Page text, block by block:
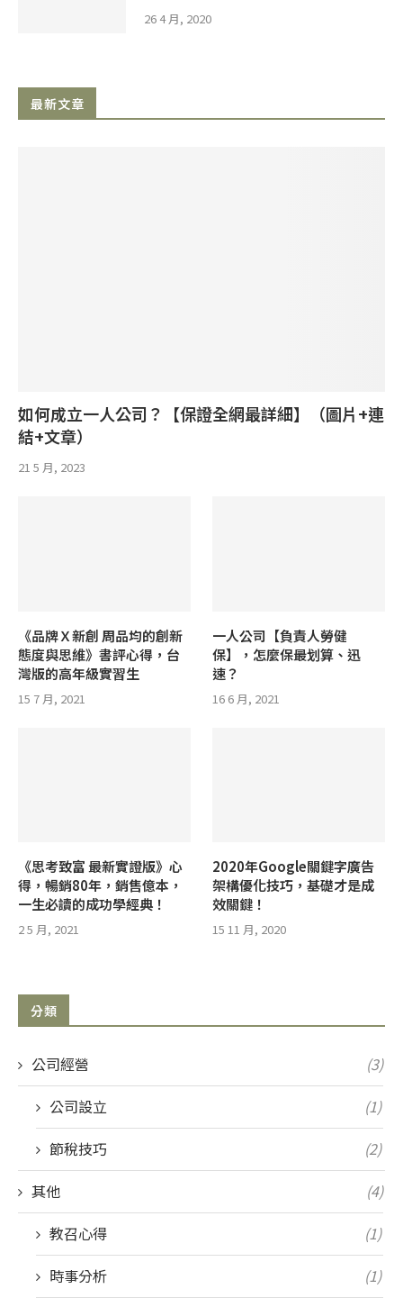
26 4 月, 2020
最新文章
如何成立一人公司？【保證全網最詳細】（圖片+連
結+文章）
21 5 月, 2023
《品牌Ｘ新創 周品均的創新
態度與思維》書評心得，台
灣版的高年級實習生
15 7 月, 2021
一人公司【負責人勞健
保】，怎麼保最划算、迅
速？
16 6 月, 2021
《思考致富 最新實證版》心
得，暢銷80年，銷售億本，
一生必讀的成功學經典！
2 5 月, 2021
2020年Google關鍵字廣告
架構優化技巧，基礎才是成
效關鍵！
15 11 月, 2020
分類
公司經營
(3)
公司設立
(1)
節稅技巧
(2)
其他
(4)
教召心得
(1)
時事分析
(1)